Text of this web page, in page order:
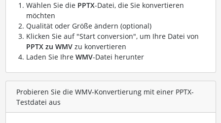
Wählen Sie die PPTX-Datei, die Sie konvertieren
möchten
Qualität oder Größe ändern (optional)
Klicken Sie auf "Start conversion", um Ihre Datei von
PPTX zu WMVzu konvertieren
Laden Sie Ihre WMV-Datei herunter
Probieren Sie die WMV-Konvertierung mit einer PPTX-
Testdatei aus